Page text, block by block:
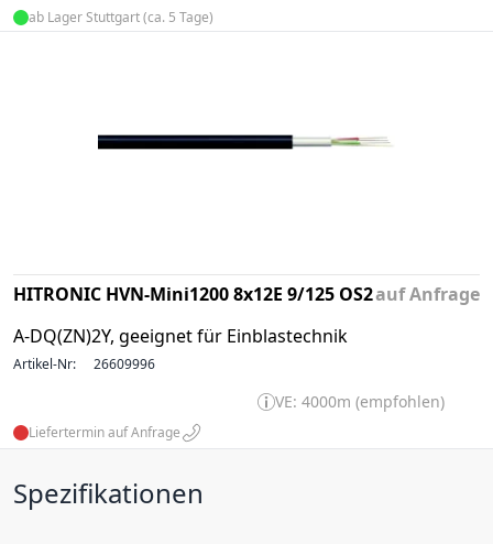
ab Lager Stuttgart (ca. 5 Tage)
HITRONIC HVN-Mini1200 8x12E 9/125 OS2
A-DQ(ZN)2Y, geeignet für Einblastechnik
auf Anfrage
Artikel-Nr: 26609996
VE: 4000m (empfohlen)
Liefertermin auf Anfrage
Spezifikationen